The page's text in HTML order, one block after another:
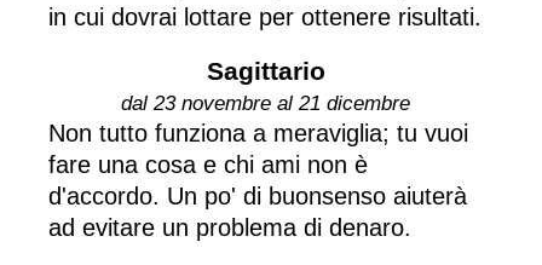
in cui dovrai lottare per ottenere risultati.
Sagittario
dal 23 novembre al 21 dicembre
Non tutto funziona a meraviglia; tu vuoi
fare una cosa e chi ami non è
d'accordo. Un po' di buonsenso aiuterà
ad evitare un problema di denaro.